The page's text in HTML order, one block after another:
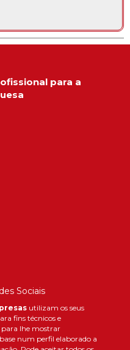
utilizam os seus
fins técnicos e
para lhe mostrar
num perfil elaborado a
para a
Sociais